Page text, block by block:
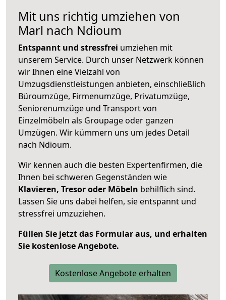
Mit uns richtig umziehen von
Marl nach Ndioum
Entspannt und stressfrei umziehen mit
unserem Service. Durch unser Netzwerk können
wir Ihnen eine Vielzahl von
Umzugsdienstleistungen anbieten, einschließlich
Büroumzüge, Firmenumzüge, Privatumzüge,
Seniorenumzüge und Transport von
Einzelmöbeln als Groupage oder ganzen
Umzügen. Wir kümmern uns um jedes Detail
nach Ndioum.
Wir kennen auch die besten Expertenfirmen, die
Ihnen bei schweren Gegenständen wie
Klavieren, Tresor oder Möbeln behilflich sind.
Lassen Sie uns dabei helfen, sie entspannt und
stressfrei umzuziehen.
Füllen Sie jetzt das Formular aus, und erhalten
Sie kostenlose Angebote.
Kostenlose Angebote erhalten